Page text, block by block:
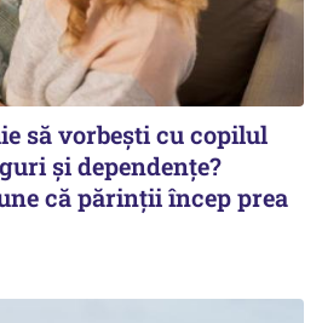
să vorbești cu copilul
și dependențe?
că părinții încep prea